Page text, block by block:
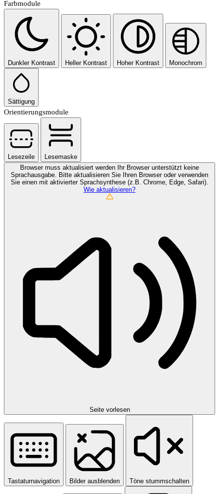
Farbmodule
Dunkler Kontrast Heller Kontrast Hoher Kontrast Monochrom
Sättigung
Orientierungsmodule
Lesezeile
Lesemaske
Browser muss aktualisiert werden
Ihr Browser unterstützt keine
Sprachausgabe. Bitte aktualisieren Sie Ihren Browser oder verwenden
Sie einen mit aktivierter Sprachsynthese (z.B. Chrome, Edge, Safari).
Wie aktualisieren?
Seite vorlesen
Tastaturnavigation Bilder ausblenden Töne stummschalten